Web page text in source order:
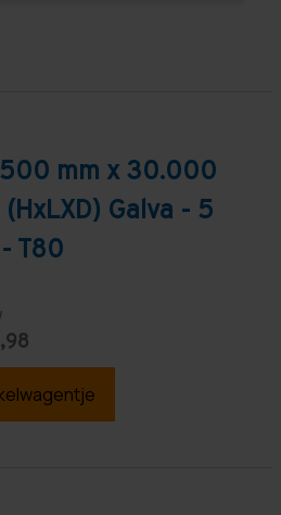
mm x 30.000
Galva - 5
T80